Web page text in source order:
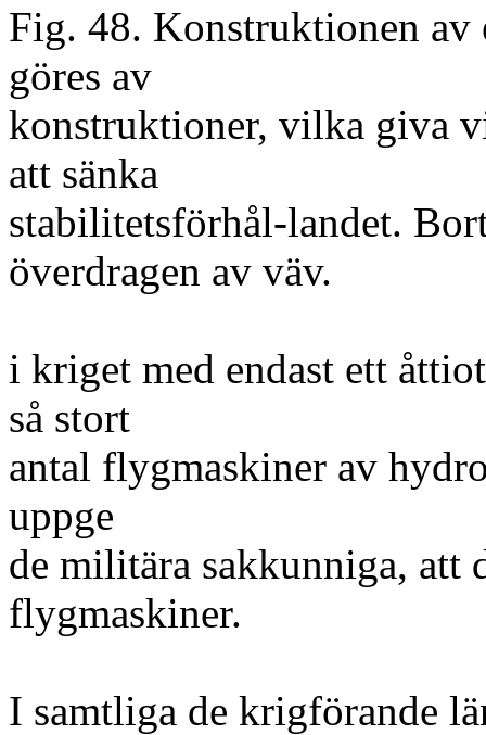
Fig. 48. Konstruktionen av
göres av
konstruktioner, vilka giva
att sänka
stabilitetsförhål-landet.
överdragen av väv.
i kriget med endast ett
så stort
antal flygmaskiner av
uppge
de militära sakkunniga, att
flygmaskiner.
I samtliga de krigförande